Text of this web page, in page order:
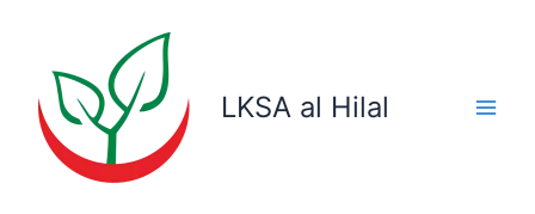
content
LKSA al Hilal